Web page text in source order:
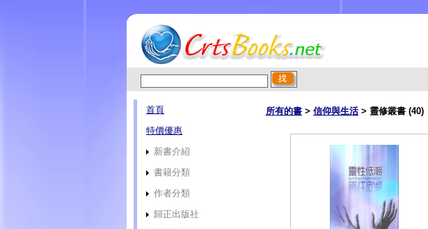
首頁
特價優惠
新書介紹
書籍分類
作者分類
歸正出版社
所有的書 > 信仰與生活> 靈修叢書 (40)